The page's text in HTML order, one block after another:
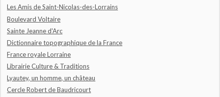
Les Amis de Saint-Nicolas-des-Lorrains
Boulevard Voltaire
Sainte Jeanne d'Arc
Dictionnaire topographique de la France
France royale Lorraine
Librairie Culture & Traditions
Lyautey, un homme, un château
Cercle Robert de Baudricourt